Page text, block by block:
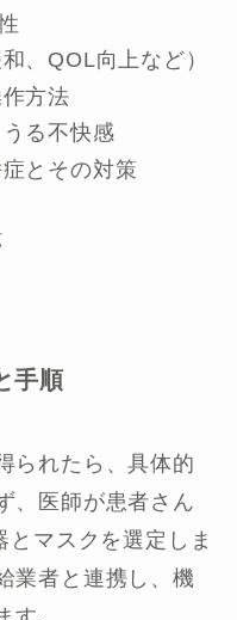
、QOL向上など）
方法
る不快感
とその対策
手順
られたら、具体的
、医師が患者さん
マスクを選定しま
業者と連携し、機